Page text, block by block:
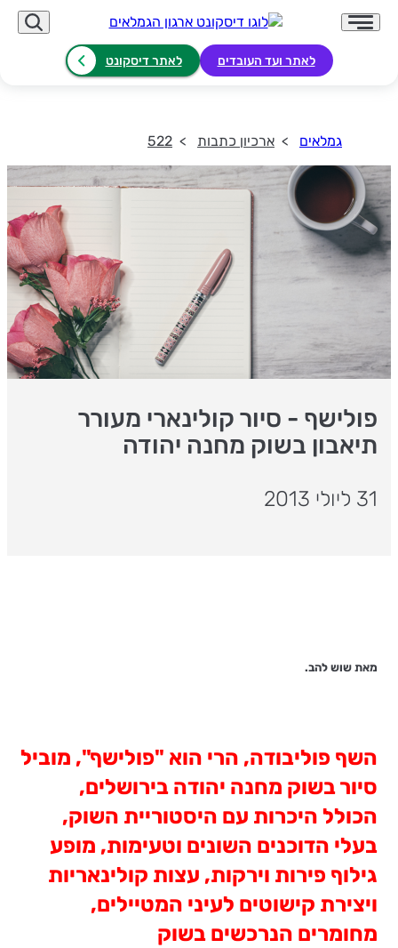
לאתר ועד העובדים לאתר דיסקונט
גמלאים ארכיון כתבות 522
פולישף - סיור קולינארי מעורר
תיאבון בשוק מחנה יהודה
31 ליולי 2013
מאת שוש להב.
השף פוליבודה, הרי הוא "פולישף", מוביל
סיור בשוק מחנה יהודה בירושלים,
הכולל היכרות עם היסטוריית השוק,
בעלי הדוכנים השונים וטעימות, מופע
גילוף פירות וירקות, עצות קולינאריות
ויצירת קישוטים לעיני המטיילים,
מחומרים הנרכשים בשוק